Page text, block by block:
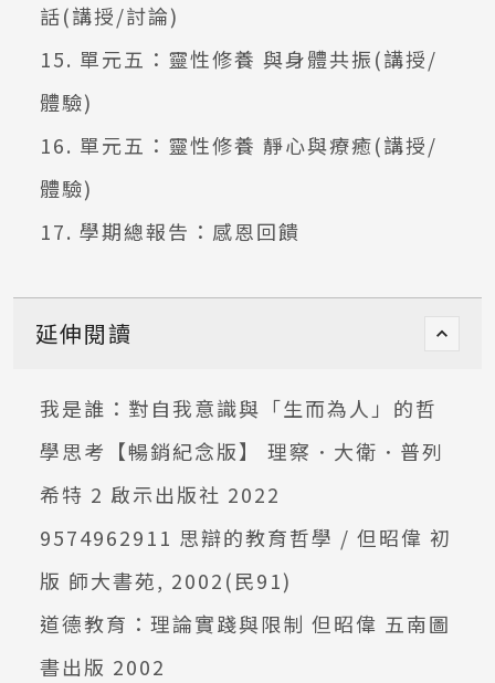
話(講授/討論)
15. 單元五：靈性修養 與身體共振(講授/
體驗)
16. 單元五：靈性修養 靜心與療癒(講授/
體驗)
17. 學期總報告：感恩回饋
延伸閱讀
我是誰：對自我意識與「生而為人」的哲
學思考【暢銷紀念版】 理察．大衛．普列
希特 2 啟示出版社 2022
9574962911 思辯的教育哲學 / 但昭偉 初
版 師大書苑, 2002(民91)
道德教育：理論實踐與限制 但昭偉 五南圖
書出版 2002